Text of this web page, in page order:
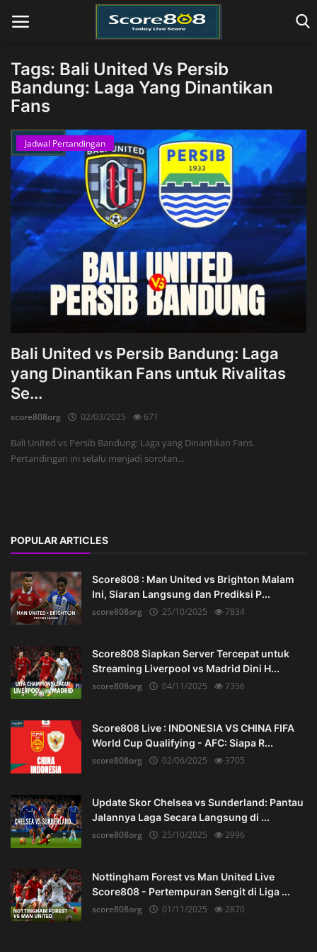
Home
Tags: Bali United Vs Persib
Bandung: Laga Yang Dinantikan
Fans
Jadwal Pertandingan
Bali United vs Persib Bandung: Laga
yang Dinantikan Fans untuk Rivalitas
Se...
score808org 02/03/2025 671
Bali United vs Persib Bandung: Laga yang Dinantikan Fans.
Pertandingan ini selalu menjadi sorotan...
POPULAR ARTICLES
Score808 : Man United vs Brighton Malam
Ini, Siaran Langsung dan Prediksi P...
score808org
25/10/2025 7834
Score808 Siapkan Server Tercepat untuk
Streaming Liverpool vs Madrid Dini H...
score808org
04/11/2025 7356
Score808 Live : INDONESIA VS CHINA FIFA
World Cup Qualifying - AFC: Siapa R...
score808org
02/06/2025 3705
Update Skor Chelsea vs Sunderland: Pantau
Jalannya Laga Secara Langsung di ...
score808org
25/10/2025 2996
Nottingham Forest vs Man United Live
Score808 - Pertempuran Sengit di Liga ...
score808org
01/11/2025 2870